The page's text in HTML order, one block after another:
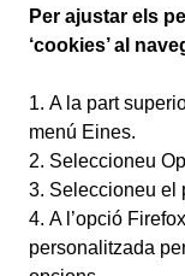
Per ajustar els
‘cookies’ al
A la part
menú Eines.
Seleccioneu
Seleccioneu el
A l’opció
personalitzada